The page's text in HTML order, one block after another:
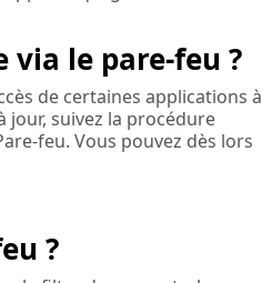
le pare-feu ?
de certaines applications à
suivez la procédure
feu. Vous pouvez dès lors
?